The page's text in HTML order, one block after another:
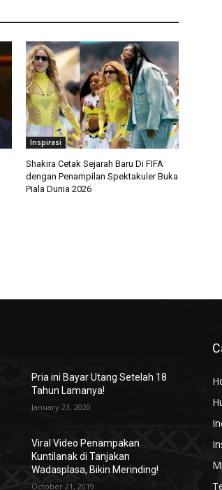
Inspirasi
Shakira Cetak Sejarah Baru Di FIFA
dengan Penampilan Spektakuler Buka
Piala Dunia 2026
Pria ini Bayar Utang Setelah 18
Tahun Lamanya!
January 23, 2020
Viral Video Penampakan
Kuntilanak di Tanjakan
Wadasplasa, Bikin Merinding!
October 21, 2019